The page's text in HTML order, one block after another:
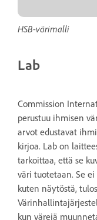
HSB-värimalli
Lab
Commission
perustuu ihmisen
arvot edustavat
kirjoa. Lab on
tarkoittaa, että se
väri tuotetaan. Se
kuten näytöstä,
kun värejä